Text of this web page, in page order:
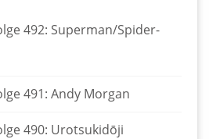
492: Superman/Spider-
491: Andy Morgan
490: Urotsukidōji